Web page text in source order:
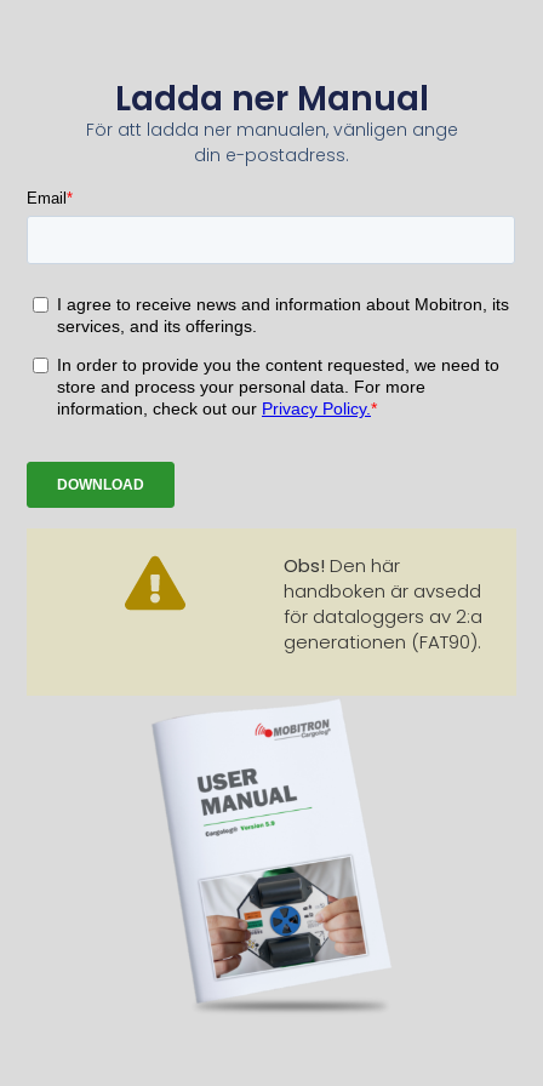
Ladda ner Manual
För att ladda ner manualen, vänligen ange
din e-postadress.
Obs! Den här
handboken är avsedd
för dataloggers av 2:a
generationen (FAT90).